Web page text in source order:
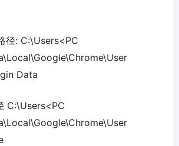
径: C:\Users<PC
Data
C:\Users<PC